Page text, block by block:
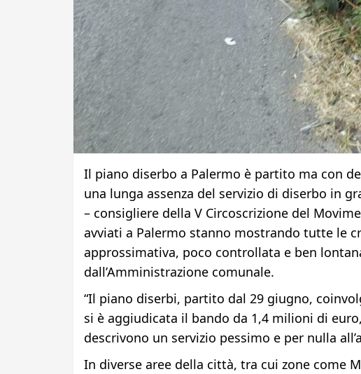
Il piano diserbo a Palermo è partito ma con
una lunga assenza del servizio di diserbo in
– consigliere della V Circoscrizione del
avviati a Palermo stanno mostrando tutte le
approssimativa, poco controllata e ben
dall’Amministrazione comunale.
“Il piano diserbi, partito dal 29 giugno,
si è aggiudicata il bando da 1,4 milioni di
descrivono un servizio pessimo e per nulla
In diverse aree della città, tra cui zone come